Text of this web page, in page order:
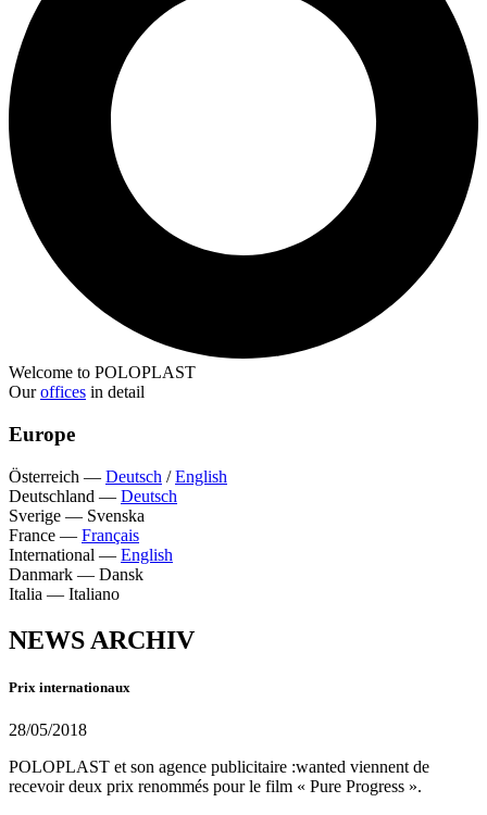
Welcome to POLOPLAST
Ouroffices in detail
Europe
Österreich — Deutsch /English
Deutschland — Deutsch
Sverige — Svenska
France — Français
International — English
Danmark — Dansk
Italia — Italiano
NEWS ARCHIV
Prix internationaux
28/05/2018
POLOPLAST et son agence publicitaire :wanted viennent de
recevoir deux prix renommés pour le film « Pure Progress ».